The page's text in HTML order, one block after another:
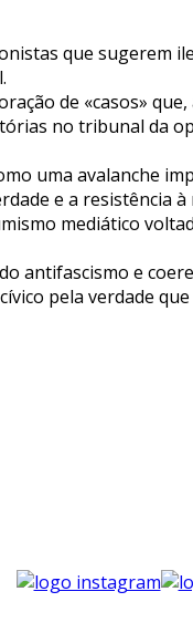
que sugerem
de «casos»
no tribunal da
uma avalanche
e a
mediático
antifascismo e
pela verdade